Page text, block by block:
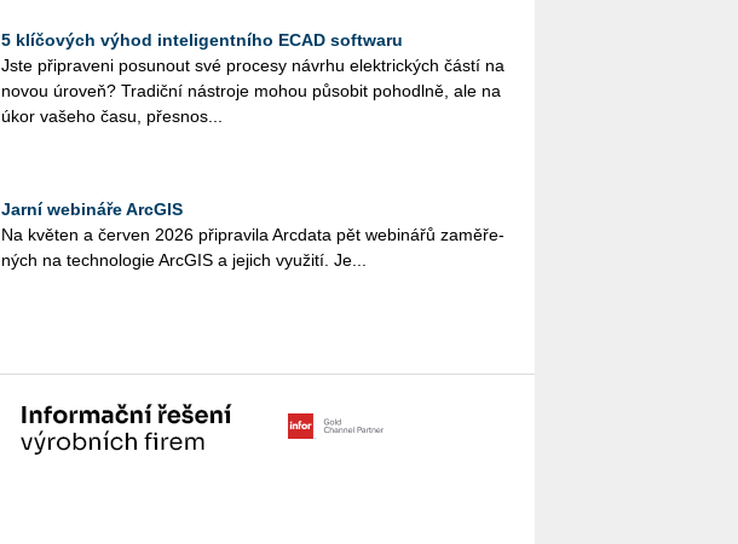
5 klíčových výhod inteligentního ECAD softwaru
Jste při­pra­ve­ni po­su­nout své pro­ce­sy ná­vr­hu elek­tric­kých částí na
novou úroveň? Tra­dič­ní ná­stro­je mohou pů­so­bit po­ho­dl­ně, ale na
úkor va­še­ho času, přes­nos...
Jarní webináře ArcGIS
Na kvě­ten a čer­ven 2026 při­pra­vi­la Arc­da­ta pět webi­ná­řů za­mě­ře­
ných na tech­no­lo­gie Ar­c­GIS a je­jich vy­u­ži­tí. Je...